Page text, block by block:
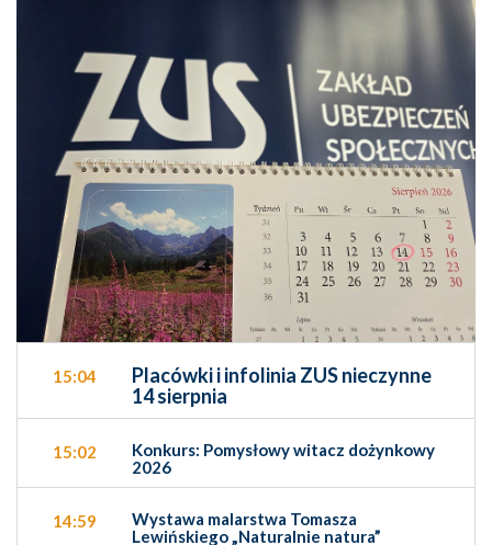
15:04
Placówki i infolinia ZUS nieczynne
14 sierpnia
15:02
Konkurs: Pomysłowy witacz dożynkowy
2026
14:59
Wystawa malarstwa Tomasza
Lewińskiego „Naturalnie natura”